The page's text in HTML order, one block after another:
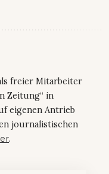
freier Mitarbeiter
Zeitung“ in
eigenen Antrieb
journalistischen
.